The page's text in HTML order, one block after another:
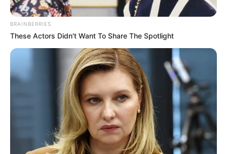
BRAINBERRIES
These Actors Didn't Want To Share The Spotlight